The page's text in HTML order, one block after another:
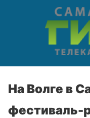
На Волге в
фестиваль-